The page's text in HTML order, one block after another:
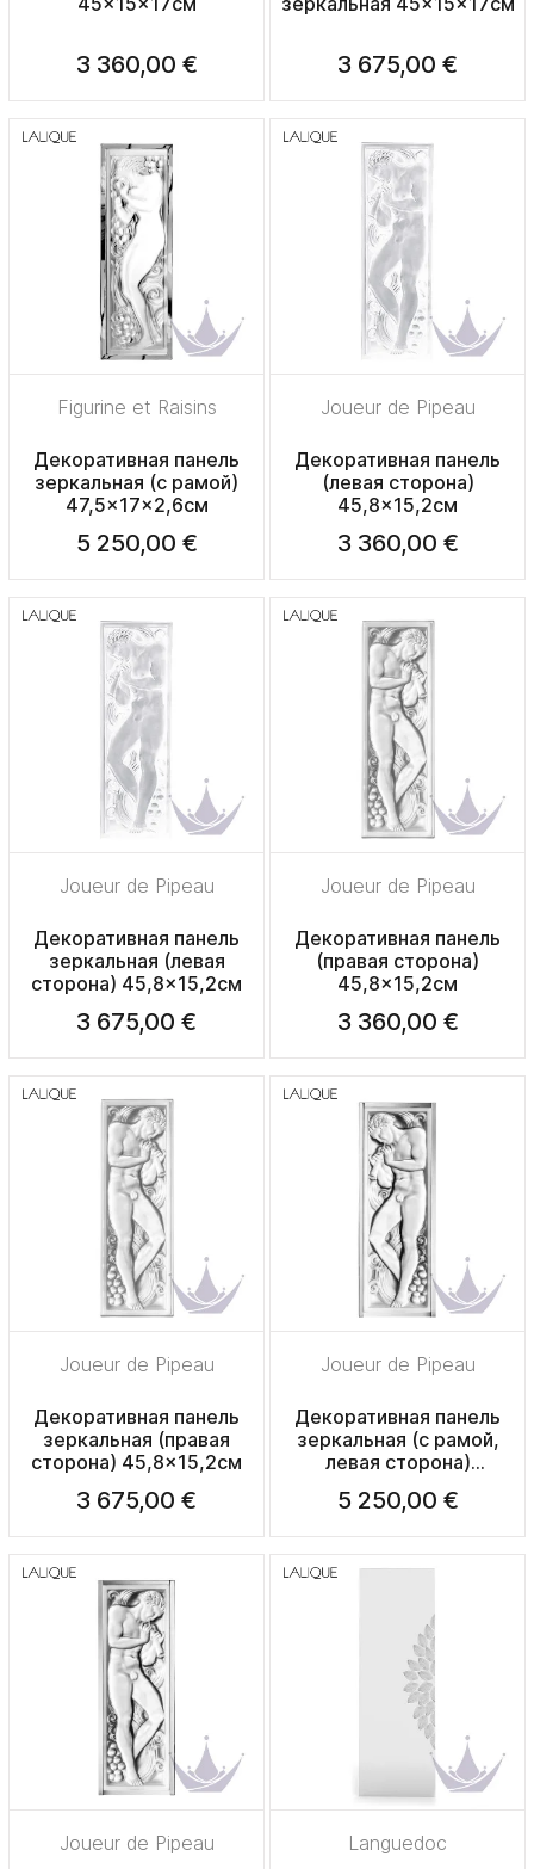
3 360,00 € 3 675,00 €
Figurine et Raisins
Декоративная панель
зеркальная (с рамой)
47,5x17x2,6см
5 250,00 €
Joueur de Pipeau
Декоративная панель
(левая сторона)
45,8x15,2см
3 360,00 €
Joueur de Pipeau
Декоративная панель
зеркальная (левая
сторона) 45,8x15,2см
3 675,00 €
Joueur de Pipeau
Декоративная панель
(правая сторона)
45,8x15,2см
3 360,00 €
Joueur de Pipeau
Декоративная панель
зеркальная (правая
сторона) 45,8x15,2см
3 675,00 €
Joueur de Pipeau
Декоративная панель
зеркальная (с рамой,
левая сторона)
5 250,00 €
Joueur de Pipeau Languedoc